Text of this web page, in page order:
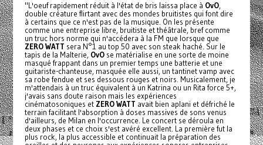
"L'oeuf rapidement réduit à l'état de bris laissa place à OvO,
double créature flirtant avec des mondes bruitistes qui font dire
à certains que ce n'est pas de la musique. On les présente
comme une entreprise libre, bruitiste et théâtrale, bref comme
un truc hors norme qui n'accédera à la FM que lorsque que
ZERO WATT sera N°1 au top 50 avec son steak haché. Sur le
tapis de la Malterie, OvOse matérialise en une sorte de moine
masqué frappant dans un premier temps une batterie et une
guitariste-chanteuse, masquée elle aussi, un tantinet vamp avec
sa robe fendue et ses dessous rouges et noirs. Musicalement, je
m'attendais à un truc équivalent à un Katrina ou un Rita force 5+,
j'avais sans doute raison mais les expériences
cinématosoniques et ZERO WATT avait bien aplani et défriché le
terrain facilitant l'absorption à doses massives de sons venus
d'ailleurs, de Milan en l'occurrence. Le concert se déroula en
deux phases et ce choix s'est avéré excellent. La première fut la
plus rock, la plus accessible et continuait la préparation des